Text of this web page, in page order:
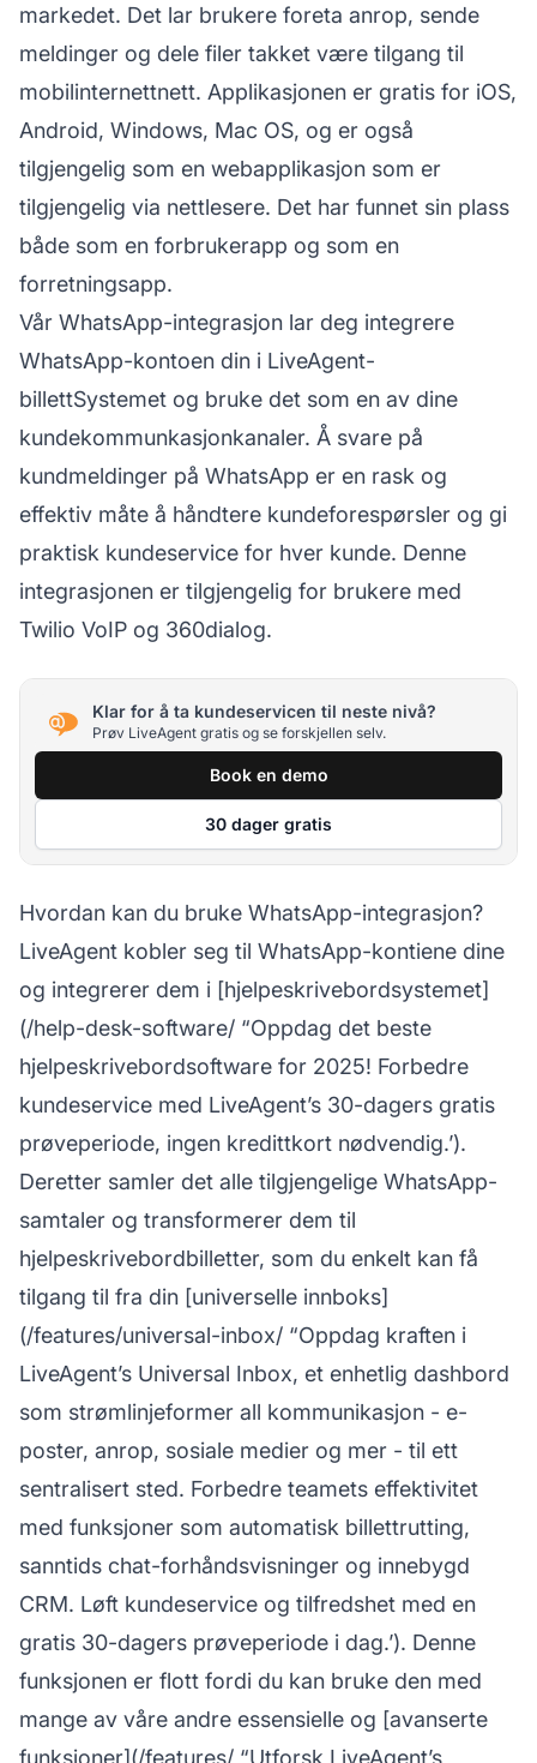
markedet. Det lar brukere foreta anrop, sende
meldinger og dele filer takket være tilgang til
mobilinternettnett. Applikasjonen er gratis for iOS,
Android, Windows, Mac OS, og er også
tilgjengelig som en webapplikasjon som er
tilgjengelig via nettlesere. Det har funnet sin plass
både som en forbrukerapp og som en
forretningsapp.
Vår WhatsApp-integrasjon lar deg integrere
WhatsApp-kontoen din i LiveAgent-
billettSystemet og bruke det som en av dine
kundekommunkasjonkanaler. Å svare på
kundmeldinger på WhatsApp er en rask og
effektiv måte å håndtere kundeforespørsler og gi
praktisk kundeservice for hver kunde. Denne
integrasjonen er tilgjengelig for brukere med
Twilio VoIP og 360dialog.
Klar for å ta kundeservicen til neste nivå?
Prøv LiveAgent gratis og se forskjellen selv.
Book en demo
30 dager gratis
Hvordan kan du bruke WhatsApp-integrasjon?
LiveAgent kobler seg til WhatsApp-kontiene dine
og integrerer dem i [hjelpeskrivebordsystemet]
(/help-desk-software/ “Oppdag det beste
hjelpeskrivebordsoftware for 2025! Forbedre
kundeservice med LiveAgent’s 30-dagers gratis
prøveperiode, ingen kredittkort nødvendig.’).
Deretter samler det alle tilgjengelige WhatsApp-
samtaler og transformerer dem til
hjelpeskrivebordbilletter, som du enkelt kan få
tilgang til fra din [universelle innboks]
(/features/universal-inbox/ “Oppdag kraften i
LiveAgent’s Universal Inbox, et enhetlig dashbord
som strømlinjeformer all kommunikasjon - e-
poster, anrop, sosiale medier og mer - til ett
sentralisert sted. Forbedre teamets effektivitet
med funksjoner som automatisk billettrutting,
sanntids chat-forhåndsvisninger og innebygd
CRM. Løft kundeservice og tilfredshet med en
gratis 30-dagers prøveperiode i dag.’). Denne
funksjonen er flott fordi du kan bruke den med
mange av våre andre essensielle og [avanserte
funksjoner](/features/ “Utforsk LiveAgent’s